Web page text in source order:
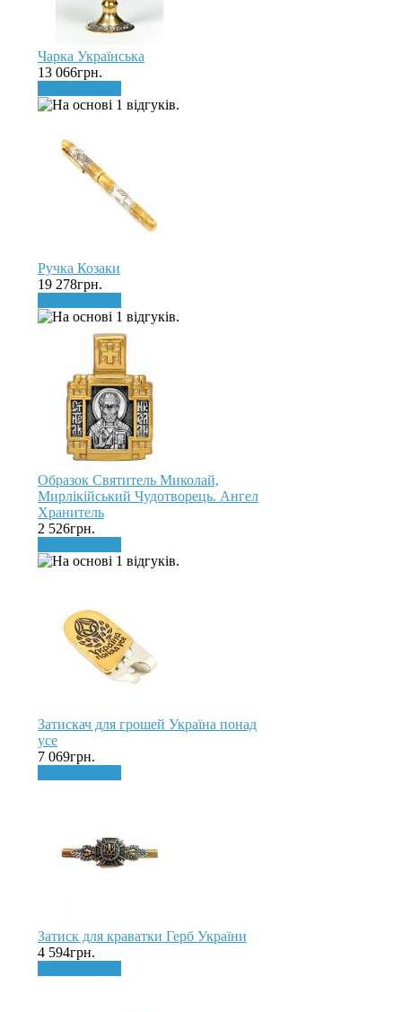
Чарка Українська
13 066грн.
Ручка Козаки
19 278грн.
Образок Святитель Миколай,
Мирлікійський Чудотворець. Ангел
Хранитель
2 526грн.
Затискач для грошей Україна понад
усе
7 069грн.
Затиск для краватки Герб України
4 594грн.